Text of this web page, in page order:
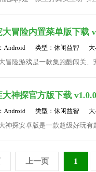
大冒险内置菜单版下载
Android 类型：休闲益智
冒险游戏是一款集跑酷闯关
大神探官方版下载 v1.0.0
Android 类型：休闲益智
神探安卓版是一款超级好玩
上一页 1